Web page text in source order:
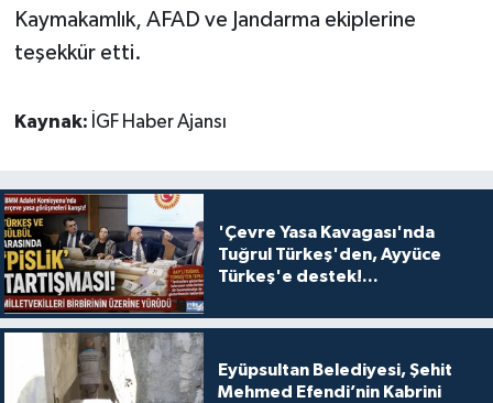
Kaymakamlık, AFAD ve Jandarma ekiplerine
teşekkür etti.
Kaynak: İGF Haber Ajansı
'Çevre Yasa Kavagası'nda
Tuğrul Türkeş'den, Ayyüce
Türkeş'e destek!...
Eyüpsultan Belediyesi, Şehit
Mehmed Efendi’nin Kabrini